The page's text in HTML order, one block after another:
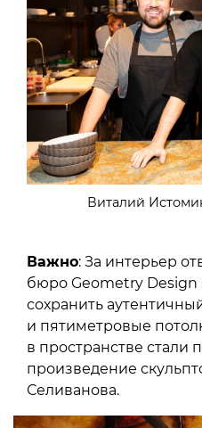
Виталий
Важно: За интерьер
бюро Geometry Design
сохранить
и пятиметровые
в пространстве
произведение
Селиванова.